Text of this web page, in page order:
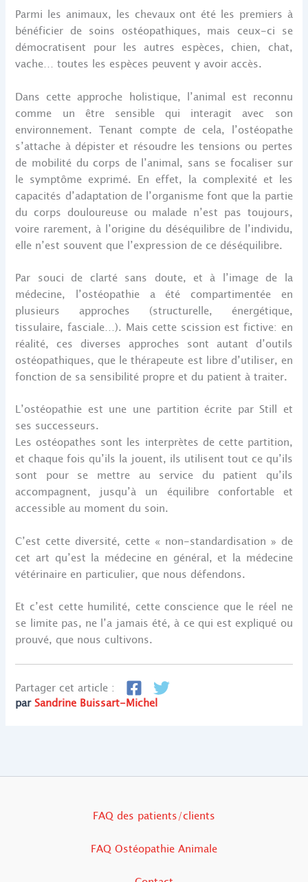
Parmi les animaux, les chevaux ont été les premiers à
bénéficier de soins ostéopathiques, mais ceux-ci se
démocratisent pour les autres espèces, chien, chat,
vache… toutes les espèces peuvent y avoir accès.
Dans cette approche holistique, l’animal est reconnu
comme un être sensible qui interagit avec son
environnement. Tenant compte de cela, l’ostéopathe
s’attache à dépister et résoudre les tensions ou pertes
de mobilité du corps de l’animal, sans se focaliser sur
le symptôme exprimé. En effet, la complexité et les
capacités d’adaptation de l’organisme font que la partie
du corps douloureuse ou malade n’est pas toujours,
voire rarement, à l’origine du déséquilibre de l’individu,
elle n’est souvent que l’expression de ce déséquilibre.
Par souci de clarté sans doute, et à l’image de la
médecine, l’ostéopathie a été compartimentée en
plusieurs approches (structurelle, énergétique,
tissulaire, fasciale…). Mais cette scission est fictive: en
réalité, ces diverses approches sont autant d’outils
ostéopathiques, que le thérapeute est libre d’utiliser, en
fonction de sa sensibilité propre et du patient à traiter.
L’ostéopathie est une une partition écrite par Still et
ses successeurs.
Les ostéopathes sont les interprètes de cette partition,
et chaque fois qu’ils la jouent, ils utilisent tout ce qu’ils
sont pour se mettre au service du patient qu’ils
accompagnent, jusqu’à un équilibre confortable et
accessible au moment du soin.
C’est cette diversité, cette « non-standardisation » de
cet art qu’est la médecine en général, et la médecine
vétérinaire en particulier, que nous défendons.
Et c’est cette humilité, cette conscience que le réel ne
se limite pas, ne l’a jamais été, à ce qui est expliqué ou
prouvé, que nous cultivons.
Partager cet article :
parSandrine Buissart-Michel
FAQ des patients/clients
FAQ Ostéopathie Animale